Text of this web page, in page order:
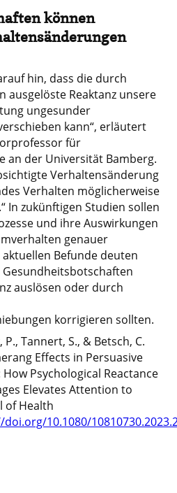
können
hin, dass die durch
ausgelöste Reaktanz unsere
ungesunder
kann“, erläutert
für
an der Universität Bamberg.
Verhaltensänderung
Verhalten möglicherweise
In zukünftigen Studien sollen
und ihre Auswirkungen
genauer
Befunde deuten
auslösen oder durch
korrigieren sollten.
Tannert, S., & Betsch, C.
Effects in Persuasive
Psychological Reactance
Elevates Attention to
of Health
10.1080/